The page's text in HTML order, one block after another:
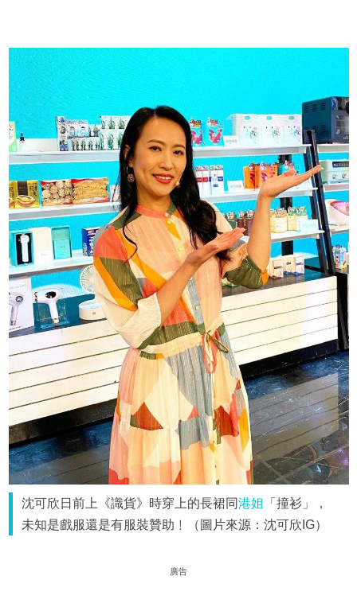
沈可欣日前上《識貨》時穿上的長裙同港姐
「撞衫」，
未知是戲服還是有服裝贊助﹗（圖片來源：沈可欣IG）
廣告